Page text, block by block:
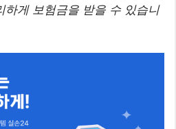
하게 보험금을 받을 수 있습니